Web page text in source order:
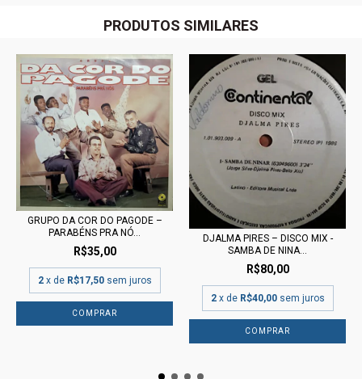
PRODUTOS SIMILARES
GRUPO DA COR DO PAGODE –
PARABÉNS PRA NÓ...
R$35,00
2 x de R$17,50 sem juros
DJALMA PIRES – DISCO MIX -
SAMBA DE NINA...
R$80,00
2 x de R$40,00 sem juros